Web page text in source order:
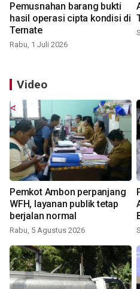
Pemusnahan barang bukti
hasil operasi cipta kondisi di
Ternate
Rabu, 1 Juli 2026
Video
Pemkot Ambon perpanjang
WFH, layanan publik tetap
berjalan normal
Rabu, 5 Agustus 2026